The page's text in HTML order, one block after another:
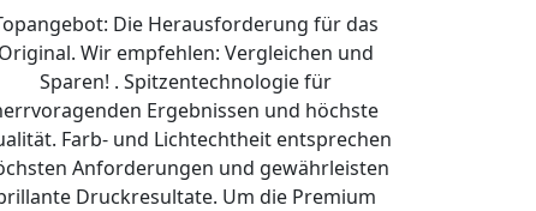
Die Herausforderung für das
Original. Wir empfehlen: Vergleichen und
Sparen! . Spitzentechnologie für
Ergebnissen und höchste
Farb- und Lichtechtheit entsprechen
Anforderungen und gewährleisten
Druckresultate. Um die Premium